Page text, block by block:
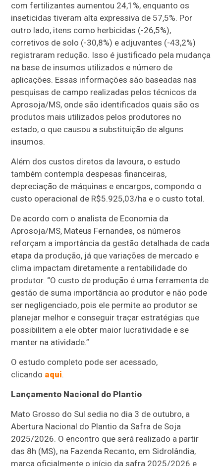
com fertilizantes aumentou 24,1%, enquanto os
inseticidas tiveram alta expressiva de 57,5%. Por
outro lado, itens como herbicidas (-26,5%),
corretivos de solo (-30,8%) e adjuvantes (-43,2%)
registraram redução. Isso é justificado pela mudança
na base de insumos utilizados e número de
aplicações. Essas informações são baseadas nas
pesquisas de campo realizadas pelos técnicos da
Aprosoja/MS, onde são identificados quais são os
produtos mais utilizados pelos produtores no
estado, o que causou a substituição de alguns
insumos.
Além dos custos diretos da lavoura, o estudo
também contempla despesas financeiras,
depreciação de máquinas e encargos, compondo o
custo operacional de R$5.925,03/ha e o custo total.
De acordo com o analista de Economia da
Aprosoja/MS, Mateus Fernandes, os números
reforçam a importância da gestão detalhada de cada
etapa da produção, já que variações de mercado e
clima impactam diretamente a rentabilidade do
produtor. “O custo de produção é uma ferramenta de
gestão de suma importância ao produtor e não pode
ser negligenciado, pois ele permite ao produtor se
planejar melhor e conseguir traçar estratégias que
possibilitem a ele obter maior lucratividade e se
manter na atividade.”
O estudo completo pode ser acessado,
clicando aqui.
Lançamento Nacional do Plantio
Mato Grosso do Sul sedia no dia 3 de outubro, a
Abertura Nacional do Plantio da Safra de Soja
2025/2026. O encontro que será realizado a partir
das 8h (MS), na Fazenda Recanto, em Sidrolândia,
marca oficialmente o início da safra 2025/2026 e